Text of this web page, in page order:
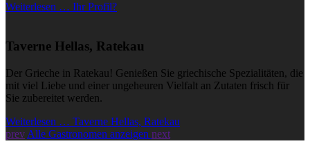
Weiterlesen … Ihr Profil?
Taverne Hellas, Ratekau
Der Grieche in Ratekau! Genießen Sie griechische Spezialitäten, die
mit viel Liebe und einer ungeheuren Vielfalt an Zutaten frisch für
Sie zubereitet werden.
Weiterlesen … Taverne Hellas, Ratekau
prev Alle Gastronomen anzeigen next